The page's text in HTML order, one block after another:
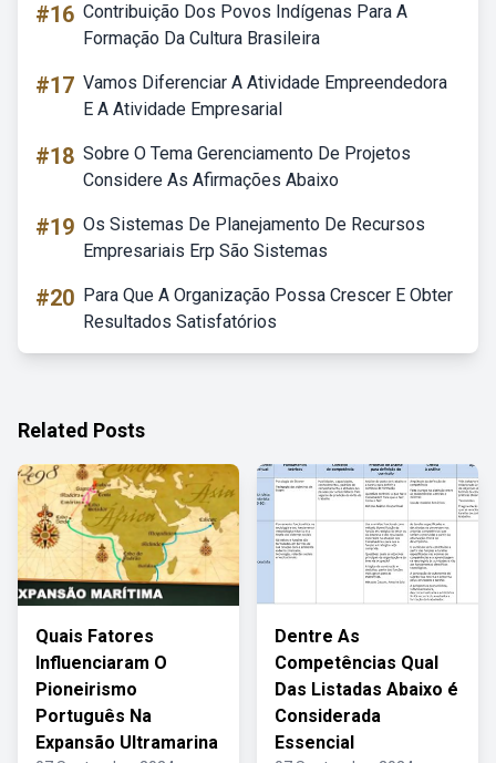
#16 Contribuição Dos Povos Indígenas Para A
Formação Da Cultura Brasileira
#17 Vamos Diferenciar A Atividade Empreendedora
E A Atividade Empresarial
#18 Sobre O Tema Gerenciamento De Projetos
Considere As Afirmações Abaixo
#19 Os Sistemas De Planejamento De Recursos
Empresariais Erp São Sistemas
#20 Para Que A Organização Possa Crescer E Obter
Resultados Satisfatórios
Related Posts
Quais Fatores
Influenciaram O
Pioneirismo
Português Na
Expansão Ultramarina
Dentre As
Competências Qual
Das Listadas Abaixo é
Considerada
Essencial